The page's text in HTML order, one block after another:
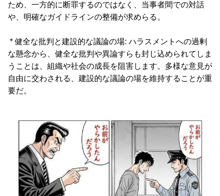
ため、一方的に断罪するのではなく、当事者間での対話
や、明確なガイドラインの整備が求めらる。
* 健全な批判と建設的な議論の場: ハラスメントへの過剰
な懸念から、健全な批判や異論すらも封じ込められてしま
うことは、組織や社会の成長を阻害します。多様な意見が
自由に交わされる、建設的な議論の場を維持することが重
要だ。